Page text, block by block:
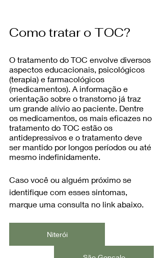
Como tratar o TOC?
O tratamento do TOC envolve diversos
aspectos educacionais, psicológicos
(terapia) e farmacológicos
(medicamentos). A informação e
orientação sobre o transtorno já traz
um grande alívio ao paciente. Dentre
os medicamentos, os mais eficazes no
tratamento do TOC estão os
antidepressivos e o tratamento deve
ser mantido por longos períodos ou até
mesmo indefinidamente.
Caso você ou alguém próximo se
identifique com esses sintomas,
marque uma consulta no link abaixo.
Niterói